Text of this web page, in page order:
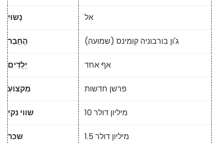
נָשׂוּי אל
הֶחָבֵר ג'ון בורבוניה קומינס (שמועה)
יְלָדִים אף אחד
מִקצוֹעַ פרשן חדשות
שווי נקי 10 מיליון דולר
שכר 1.5 מיליון דולר